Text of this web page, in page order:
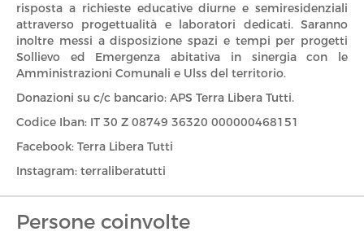
risposta a richieste educative diurne e semiresidenziali
attraverso progettualità e laboratori dedicati. Saranno
inoltre messi a disposizione spazi e tempi per progetti
Sollievo ed Emergenza abitativa in sinergia con le
Amministrazioni Comunali e Ulss del territorio.
Donazioni su c/c bancario: APS Terra Libera Tutti.
Codice Iban: IT 30 Z 08749 36320 000000468151
Facebook: Terra Libera Tutti
Instagram: terraliberatutti
Persone coinvolte